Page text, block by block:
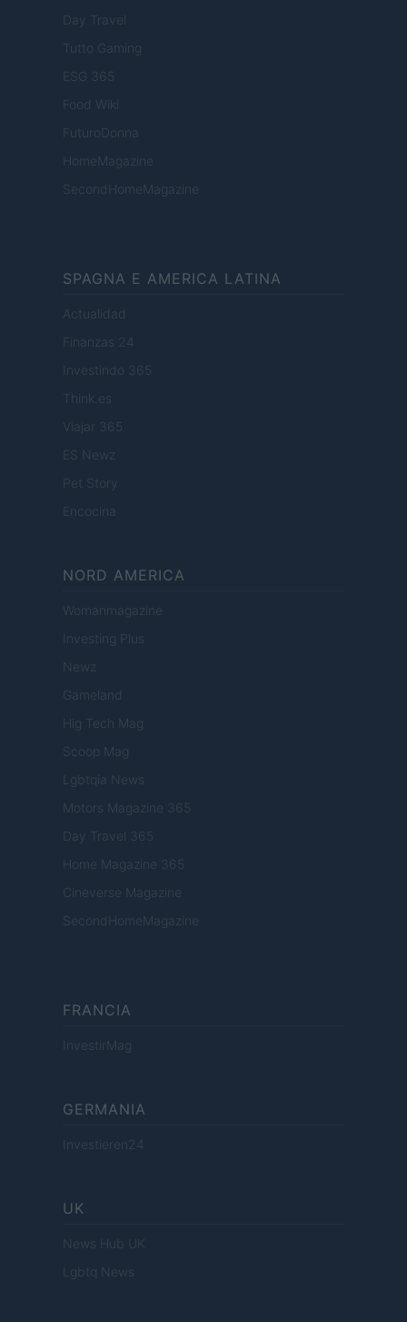
Day Travel
Tutto Gaming
ESG 365
Food Wiki
FuturoDonna
HomeMagazine
SecondHomeMagazine
SPAGNA E AMERICA LATINA
Actualidad
Finanzas 24
Investindo 365
Think.es
Viajar 365
ES Newz
Pet Story
Encocina
NORD AMERICA
Womanmagazine
Investing Plus
Newz
Gameland
Hig Tech Mag
Scoop Mag
Lgbtqia News
Motors Magazine 365
Day Travel 365
Home Magazine 365
Cineverse Magazine
SecondHomeMagazine
FRANCIA
InvestirMag
GERMANIA
Investieren24
UK
News Hub UK
Lgbtq News